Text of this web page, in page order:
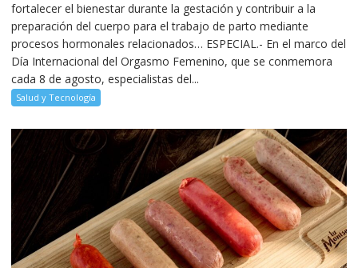
fortalecer el bienestar durante la gestación y contribuir a la
preparación del cuerpo para el trabajo de parto mediante
procesos hormonales relacionados… ESPECIAL.- En el marco del
Día Internacional del Orgasmo Femenino, que se conmemora
cada 8 de agosto, especialistas del...
Salud y Tecnología